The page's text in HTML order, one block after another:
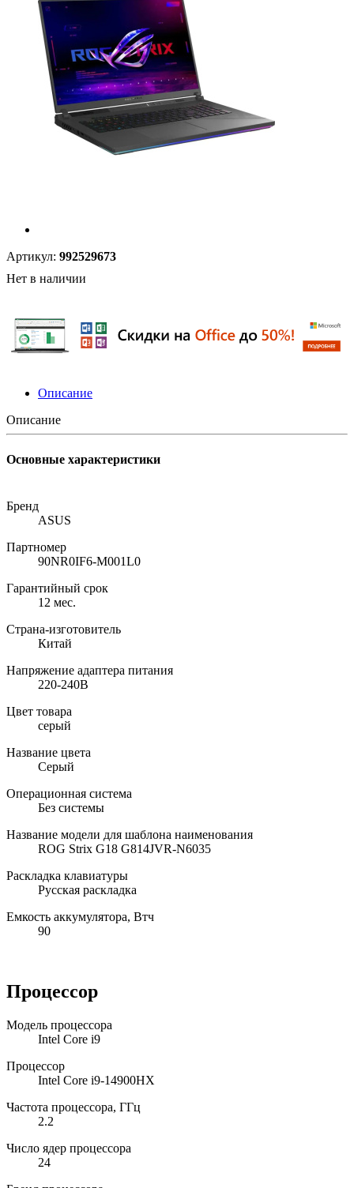
Артикул: 992529673
Нет в наличии
Описание
Описание
Основные характеристики
Бренд
ASUS
Партномер
90NR0IF6-M001L0
Гарантийный срок
12 мес.
Страна-изготовитель
Китай
Напряжение адаптера питания
220-240В
Цвет товара
серый
Название цвета
Серый
Операционная система
Без системы
Название модели для шаблона наименования
ROG Strix G18 G814JVR-N6035
Раскладка клавиатуры
Русская раскладка
Емкость аккумулятора, Втч
90
Процессор
Модель процессора
Intel Core i9
Процессор
Intel Core i9-14900HX
Частота процессора, ГГц
2.2
Число ядер процессора
24